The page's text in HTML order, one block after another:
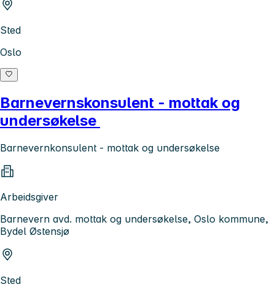
Sted
Oslo
Barnevernskonsulent - mottak og
undersøkelse
Barnevernkonsulent - mottak og undersøkelse
Arbeidsgiver
Barnevern avd. mottak og undersøkelse, Oslo kommune,
Bydel Østensjø
Sted